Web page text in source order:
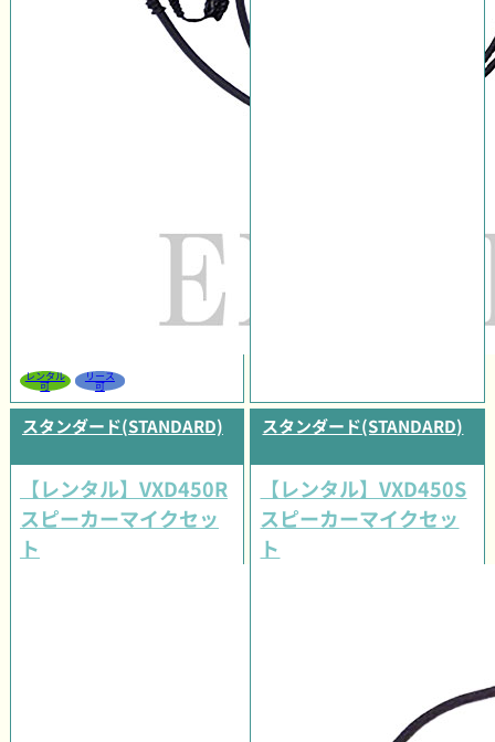
レンタル
可
リース
可
スタンダード(STANDARD)
【レンタル】VXD450R
スピーカーマイクセッ
ト
スタンダード(STANDARD)
【レンタル】VXD450S
スピーカーマイクセッ
ト